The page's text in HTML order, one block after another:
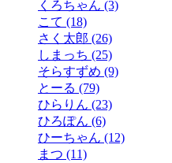
くろちゃん (3)
こて (18)
さく太郎 (26)
しまっち (25)
そらすずめ (9)
とーる (79)
ひらりん (23)
ひろぽん (6)
ひーちゃん (12)
まつ (11)